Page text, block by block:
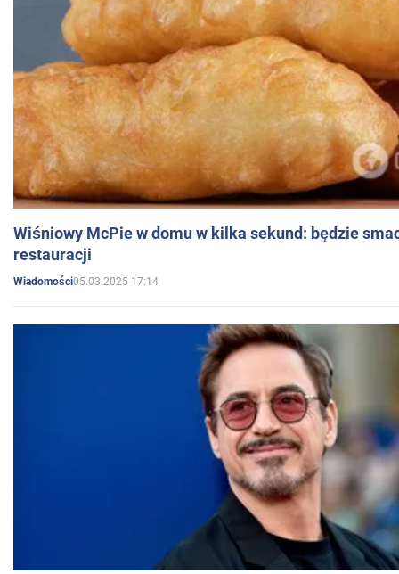
Wiśniowy McPie w domu w kilka sekund: będzie
restauracji
Wiadomości05.03.2025 17:14